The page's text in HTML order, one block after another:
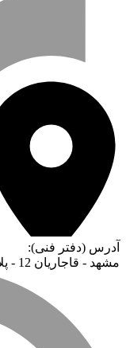
آدرس (دفتر فنی):
مشهد - قاجاریان 12 - پلاک 14 - واحد 2